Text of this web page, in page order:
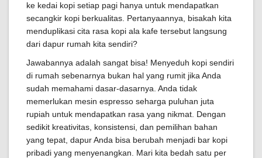
ke kedai kopi setiap pagi hanya untuk mendapatkan
secangkir kopi berkualitas. Pertanyaannya, bisakah kita
menduplikasi cita rasa kopi ala kafe tersebut langsung
dari dapur rumah kita sendiri?
Jawabannya adalah sangat bisa! Menyeduh kopi sendiri
di rumah sebenarnya bukan hal yang rumit jika Anda
sudah memahami dasar-dasarnya. Anda tidak
memerlukan mesin espresso seharga puluhan juta
rupiah untuk mendapatkan rasa yang nikmat. Dengan
sedikit kreativitas, konsistensi, dan pemilihan bahan
yang tepat, dapur Anda bisa berubah menjadi bar kopi
pribadi yang menyenangkan. Mari kita bedah satu per